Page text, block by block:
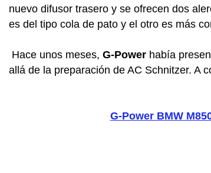
nuevo difusor trasero y se ofrecen dos
es del tipo cola de pato y el otro es más
Hace unos meses, G-Power había
allá de la preparación de AC Schnitzer. A
G-Power BMW